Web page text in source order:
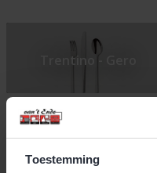
Toestemming
Trentino - Gero
Romanti - Gero